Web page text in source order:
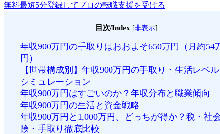
無料最短5分登録してプロの転職支援を受ける
目次/Index [非表示]
年収900万円の手取りはおおよそ650万円（月約54
円）
【世帯構成別】年収900万円の手取り・生活レベ
シミュレーション
年収900万円はすごいのか？年収分布と職業傾向
年収900万円の生活と資金戦略
年収900万円と1,000万円、どっちが得か？税・社
険・手取り徹底比較